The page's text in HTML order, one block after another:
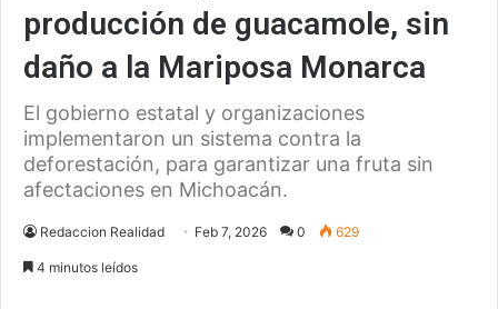
producción de guacamole, sin
daño a la Mariposa Monarca
El gobierno estatal y organizaciones
implementaron un sistema contra la
deforestación, para garantizar una fruta sin
afectaciones en Michoacán.
Redaccion Realidad Feb 7, 2026 0 629
4 minutos leídos